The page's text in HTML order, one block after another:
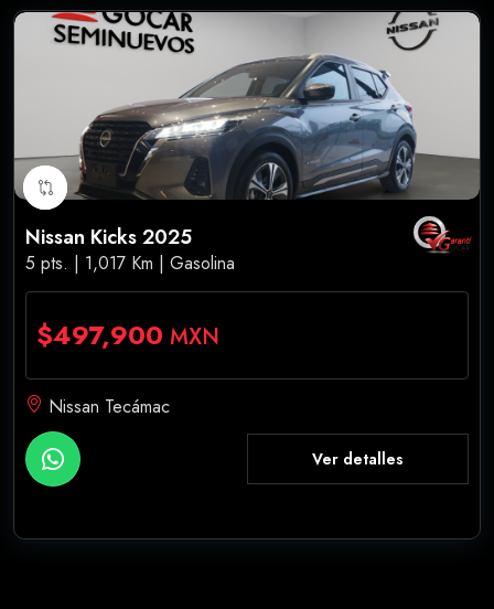
Nissan Kicks 2025
5 pts. | 1,017 Km | Gasolina
$497,900 MXN
Nissan Tecámac
Ver detalles